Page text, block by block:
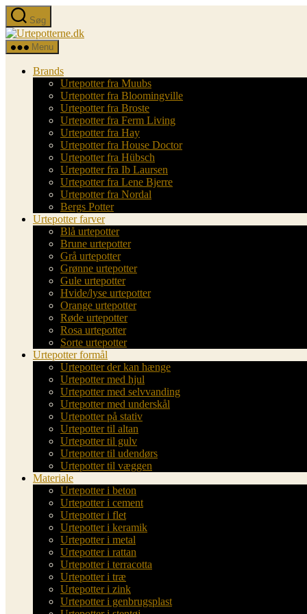
Spring
til
indholdet
Søg
Urtepotterne.dk
Menu
Brands
Urtepotter fra Muubs
Urtepotter fra Bloomingville
Urtepotter fra Broste
Urtepotter fra Ferm Living
Urtepotter fra Hay
Urtepotter fra House Doctor
Urtepotter fra Hübsch
Urtepotter fra Ib Laursen
Urtepotter fra Lene Bjerre
Urtepotter fra Nordal
Bergs Potter
Urtepotter farver
Blå urtepotter
Brune urtepotter
Grå urtepotter
Grønne urtepotter
Gule urtepotter
Hvide/lyse urtepotter
Orange urtepotter
Røde urtepotter
Rosa urtepotter
Sorte urtepotter
Urtepotter formål
Urtepotter der kan hænge
Urtepotter med hjul
Urtepotter med selvvanding
Urtepotter med underskål
Urtepotter på stativ
Urtepotter til altan
Urtepotter til gulv
Urtepotter til udendørs
Urtepotter til væggen
Materiale
Urtepotter i beton
Urtepotter i cement
Urtepotter i flet
Urtepotter i keramik
Urtepotter i metal
Urtepotter i rattan
Urtepotter i terracotta
Urtepotter i træ
Urtepotter i zink
Urtepotter i genbrugsplast